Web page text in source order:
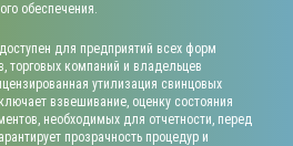
обеспечения.
для предприятий всех форм
торговых компаний и владельцев
утилизация свинцовых
взвешивание, оценку состояния
необходимых для отчетности, перед
прозрачность процедур и